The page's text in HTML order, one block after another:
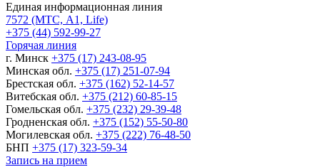
Единая информационная линия
7572 (МТС, A1, Life)
+375 (44) 592-99-27
Горячая линия
г. Минск +375 (17) 243-08-95
Минская обл. +375 (17) 251-07-94
Брестская обл. +375 (162) 52-14-57
Витебская обл. +375 (212) 60-85-15
Гомельская обл. +375 (232) 29-39-48
Гродненская обл. +375 (152) 55-50-80
Могилевская обл. +375 (222) 76-48-50
БНП +375 (17) 323-59-34
Запись на прием